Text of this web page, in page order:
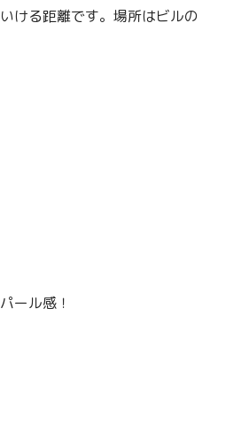
ける距離です。場所はビルの
ール感！